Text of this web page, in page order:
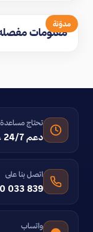
مدوّنة
معلومات
تحتاج
دعم 24/7 على مدار الساعة
اتصل بنا على
033 839
واتساب